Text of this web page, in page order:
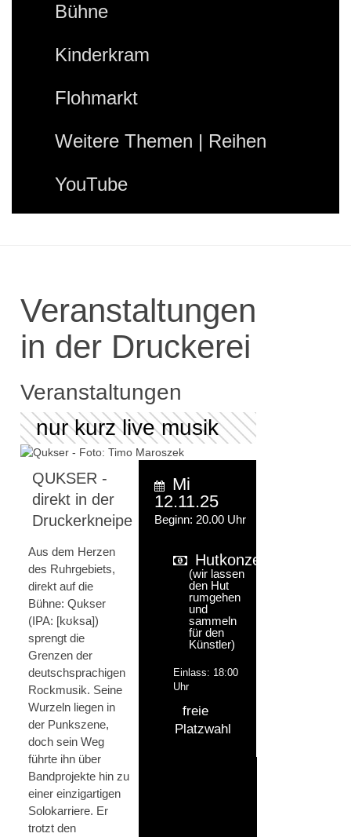
Bühne
Kinderkram
Flohmarkt
Weitere Themen | Reihen
YouTube
Veranstaltungen
in der Druckerei
Veranstaltungen
nur kurz live musik
QUKSER -
direkt in der
Druckerkneipe
Aus dem Herzen
des Ruhrgebiets,
direkt auf die
Bühne: Qukser
(IPA: [kʊksa])
sprengt die
Grenzen der
deutschsprachigen
Rockmusik. Seine
Wurzeln liegen in
der Punkszene,
doch sein Weg
führte ihn über
Bandprojekte hin zu
einer einzigartigen
Solokarriere. Er
trotzt den
Mi
12.11.25
Beginn: 20.00 Uhr
Hutkonzert
(wir lassen
den Hut
rumgehen
und
sammeln
für den
Künstler)
Einlass: 18:00
Uhr
freie
Platzwahl